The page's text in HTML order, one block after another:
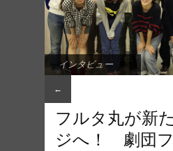
インタビュー
←
フルタ丸が新
ジへ！ 劇団